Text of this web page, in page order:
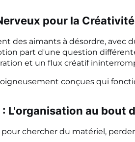
pour la
des aimants à désordre,
part d'une question
et un flux créatif
conçues qui
: L'organisation au bout
chercher du matériel,